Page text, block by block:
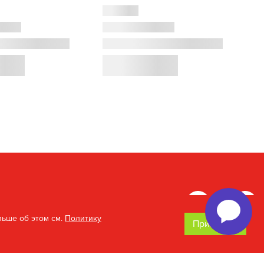
об этом см. Политику
Принимаю